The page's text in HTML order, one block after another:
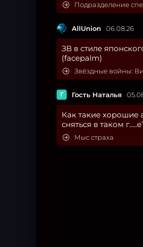
Подразделение
AllUnion 06.08.26
ЗВ в стиле
(facepalm)
Звёздные войны:
Г Гость Наталья
Как такие хорошие
сняться в таком
Мыс страха